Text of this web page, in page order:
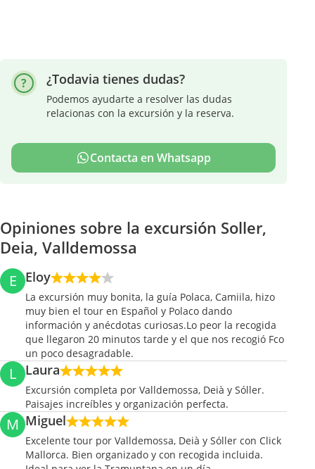
¿Todavia tienes dudas?
Podemos ayudarte a resolver las dudas
relacionas con la excursión y la reserva.
Contacta en Whatsapp
Opiniones sobre la excursión Soller,
Deia, Valldemossa
E Eloy
La excursión muy bonita, la guía Polaca, Camiila, hizo
muy bien el tour en Español y Polaco dando
información y anécdotas curiosas.Lo peor la recogida
que llegaron 20 minutos tarde y el que nos recogió Fco
un poco desagradable.
L Laura
Excursión completa por Valldemossa, Deià y Sóller.
Paisajes increíbles y organización perfecta.
M Miguel
Excelente tour por Valldemossa, Deià y Sóller con Click
Mallorca. Bien organizado y con recogida incluida.